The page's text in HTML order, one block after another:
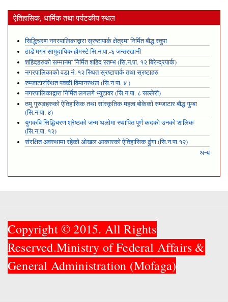
ऐतिहासिक, धार्मिक तथा पर्यटकीय स्थल
सिद्धिचरण नगरपालिकाद्वारा स्रष्टापार्क क्षेत्रमा निर्मित बौद्ध स्तुपा
ठाडे मगर सामुदायिक होमस्टे सि.न.पा.-६ जन्तरखानी
शहिदहरुको सम्मानमा निर्मित शहिद स्तम्भ (सि.न.पा. १२ बिरेन्द्रपार्क)
नगरपालिकाको वडा नं. १२ स्थित स्रष्टापार्क तथा स्रष्टाहरु
रुम्जाटारस्थित पक्की विमानस्थल (सि.न.पा. ४ )
नगरपालिकाद्वारा निर्मित लगलगे भ्युटावर (सि.न.पा. ८ सल्लेरी)
तमु गुरुङहरुको ऐतिहासिक तथा सांस्कृतिक महत्व बोकेको रुम्जाटार बौद्ध गुम्बा
(सि.न.पा. ४)
युगकवि सिद्धिचरण श्रेष्ठको जन्म थलोमा स्थापित पूर्ण कदको उनको शालिक
(सि.न.पा. १२)
संरक्षित अवस्थामा रहेको ओखल आकारको ऐतिहासिक ढुंगा (सि.न.पा.१२)
अन्य
Copyright © 2015. All Rights
Reserved.Ministry of Federal Affairs &
General Administration (Mofaga)